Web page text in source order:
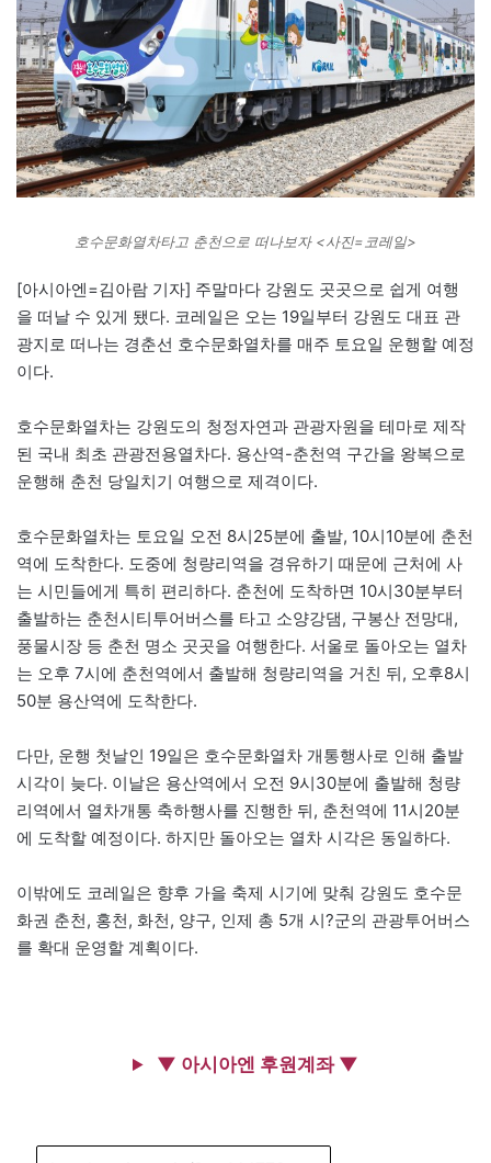
호수문화열차타고 춘천으로 떠나보자 <사진=코레일>
[아시아엔=김아람 기자] 주말마다 강원도 곳곳으로 쉽게 여행
을 떠날 수 있게 됐다. 코레일은 오는 19일부터 강원도 대표 관
광지로 떠나는 경춘선 호수문화열차를 매주 토요일 운행할 예정
이다.
호수문화열차는 강원도의 청정자연과 관광자원을 테마로 제작
된 국내 최초 관광전용열차다. 용산역-춘천역 구간을 왕복으로
운행해 춘천 당일치기 여행으로 제격이다.
호수문화열차는 토요일 오전 8시25분에 출발, 10시10분에 춘천
역에 도착한다. 도중에 청량리역을 경유하기 때문에 근처에 사
는 시민들에게 특히 편리하다. 춘천에 도착하면 10시30분부터
출발하는 춘천시티투어버스를 타고 소양강댐, 구봉산 전망대,
풍물시장 등 춘천 명소 곳곳을 여행한다. 서울로 돌아오는 열차
는 오후 7시에 춘천역에서 출발해 청량리역을 거친 뒤, 오후8시
50분 용산역에 도착한다.
다만, 운행 첫날인 19일은 호수문화열차 개통행사로 인해 출발
시각이 늦다. 이날은 용산역에서 오전 9시30분에 출발해 청량
리역에서 열차개통 축하행사를 진행한 뒤, 춘천역에 11시20분
에 도착할 예정이다. 하지만 돌아오는 열차 시각은 동일하다.
이밖에도 코레일은 향후 가을 축제 시기에 맞춰 강원도 호수문
화권 춘천, 홍천, 화천, 양구, 인제 총 5개 시?군의 관광투어버스
를 확대 운영할 계획이다.
▼ 아시아엔 후원계좌 ▼